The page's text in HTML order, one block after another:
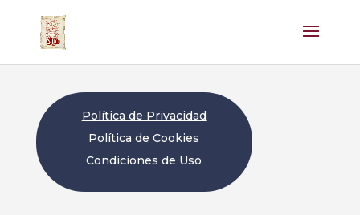
Política de Privacidad
Política de Cookies
Condiciones de Uso